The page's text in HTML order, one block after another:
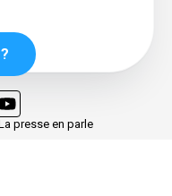
presse en parle